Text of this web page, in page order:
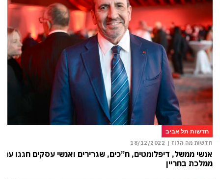
חדשות תל אביב
חדשות מה הלוז | 18/12/2022
אנשי ממשל, דיפלומטים, ח”כים, שגרירים ואנשי עסקים חגגו עם
ממלכת בחריין